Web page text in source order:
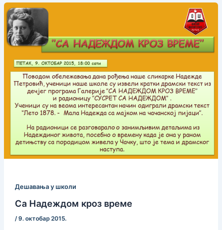
Дешавања у школи
Са Надеждом кроз време
/9. октобар 2015.